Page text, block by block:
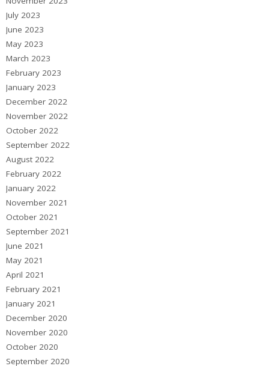
July 2023
June 2023
May 2023
March 2023
February 2023
January 2023
December 2022
November 2022
October 2022
September 2022
August 2022
February 2022
January 2022
November 2021
October 2021
September 2021
June 2021
May 2021
April 2021
February 2021
January 2021
December 2020
November 2020
October 2020
September 2020